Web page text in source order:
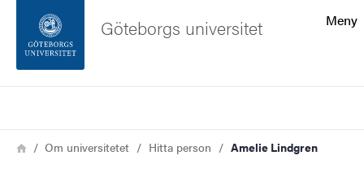
Sidfoten
Meny
Göteborgs universitet
Länkstig
HemOm universitetet Hitta person Amelie Lindgren